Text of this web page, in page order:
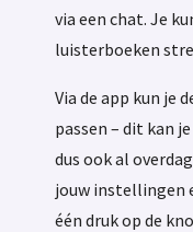
via een chat. Je
luisterboeken
Via de app kun je
passen – dit kan
dus ook al
jouw instellingen
één druk op de